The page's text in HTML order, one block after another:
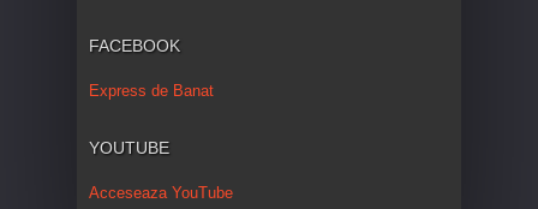
FACEBOOK
Express de Banat
YOUTUBE
Acceseaza YouTube